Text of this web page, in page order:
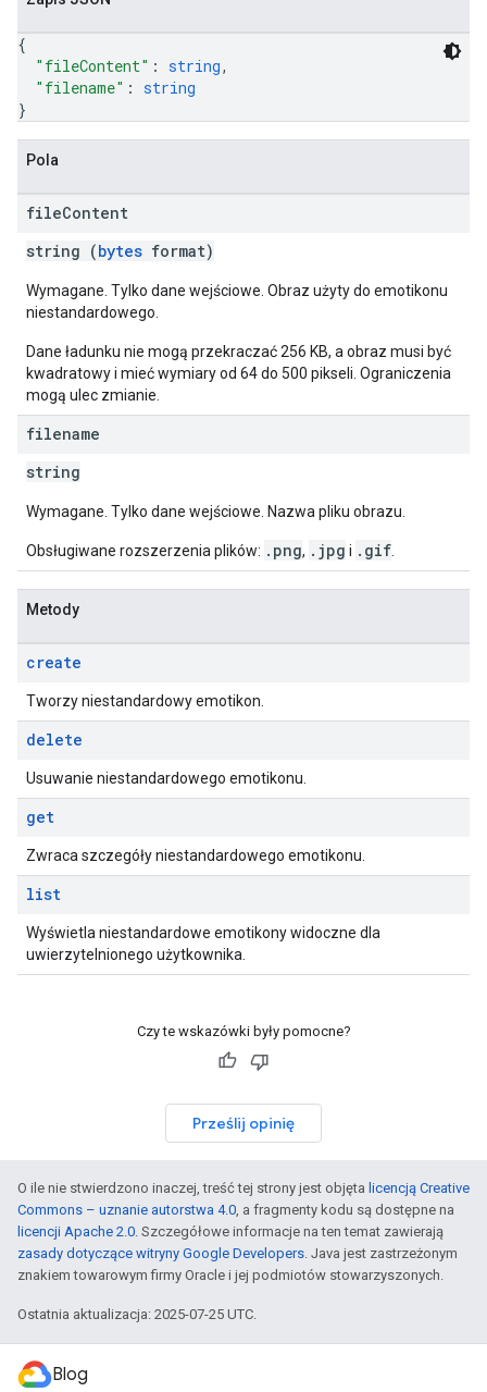
{
"fileContent" : string,
"filename" : string
}
Pola
fileContent
string (bytes format)
Wymagane. Tylko dane wejściowe. Obraz użyty do emotikonu
niestandardowego.
Dane ładunku nie mogą przekraczać 256 KB, a obraz musi być
kwadratowy i mieć wymiary od 64 do 500 pikseli. Ograniczenia
mogą ulec zmianie.
filename
string
Wymagane. Tylko dane wejściowe. Nazwa pliku obrazu.
Obsługiwane rozszerzenia plików: .png, .jpg i .gif
Metody
create
Tworzy niestandardowy emotikon.
delete
Usuwanie niestandardowego emotikonu.
get
Zwraca szczegóły niestandardowego emotikonu.
list
Wyświetla niestandardowe emotikony widoczne dla
uwierzytelnionego użytkownika.
Czy te wskazówki były pomocne?
Prześlij opinię
O ile nie stwierdzono inaczej, treść tej strony jest objęta licencją Creative
Commons – uznanie autorstwa 4.0, a fragmenty kodu są dostępne na
licencji Apache 2.0. Szczegółowe informacje na ten temat zawierają
zasady dotyczące witryny Google Developers. Java jest zastrzeżonym
znakiem towarowym firmy Oracle i jej podmiotów stowarzyszonych.
Ostatnia aktualizacja: 2025-07-25 UTC.
Blog